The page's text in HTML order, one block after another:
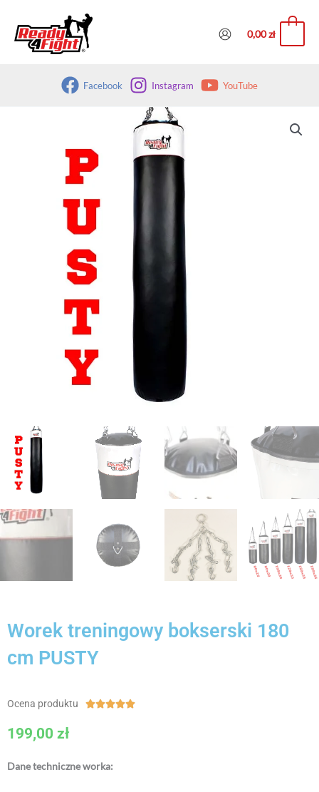
treści
0,00zł
Facebook Instagram YouTube
Worek treningowy bokserski 180
cm PUSTY
Ocena produktu Ocena
199,00 zł
Dane techniczne worka: